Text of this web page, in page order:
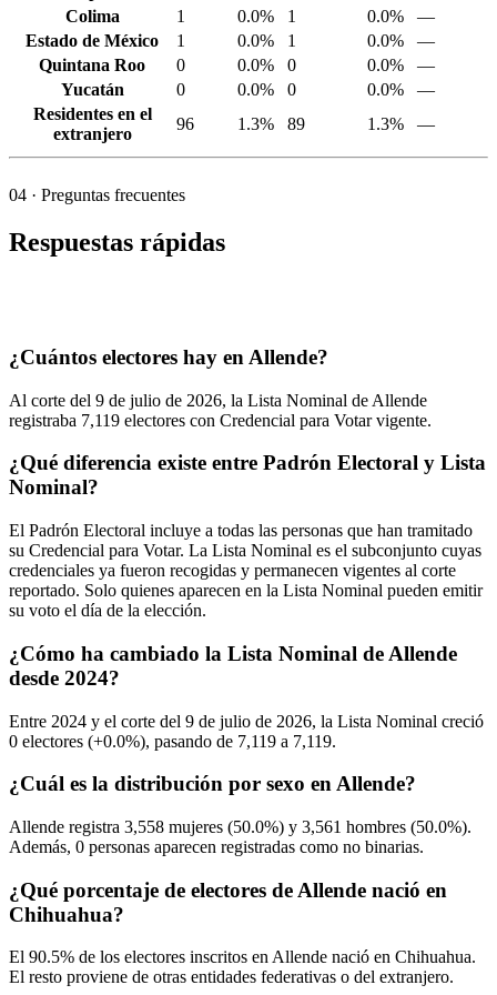
Colima
1 0.0% 1 0.0%
—
Estado de México
1 0.0% 1 0.0%
—
Quintana Roo
0 0.0% 0 0.0%
—
Yucatán
0 0.0% 0 0.0%
—
Residentes en el
extranjero
96 1.3% 89 1.3% —
04 · Preguntas frecuentes
Respuestas rápidas
¿Cuántos electores hay en Allende?
Al corte del 9 de julio de 2026, la Lista Nominal de Allende
registraba 7,119 electores con Credencial para Votar vigente.
¿Qué diferencia existe entre Padrón Electoral y Lista
Nominal?
El Padrón Electoral incluye a todas las personas que han tramitado
su Credencial para Votar. La Lista Nominal es el subconjunto cuyas
credenciales ya fueron recogidas y permanecen vigentes al corte
reportado. Solo quienes aparecen en la Lista Nominal pueden emitir
su voto el día de la elección.
¿Cómo ha cambiado la Lista Nominal de Allende
desde 2024?
Entre 2024 y el corte del 9 de julio de 2026, la Lista Nominal creció
0 electores (+0.0%), pasando de 7,119 a 7,119.
¿Cuál es la distribución por sexo en Allende?
Allende registra 3,558 mujeres (50.0%) y 3,561 hombres (50.0%).
Además, 0 personas aparecen registradas como no binarias.
¿Qué porcentaje de electores de Allende nació en
Chihuahua?
El 90.5% de los electores inscritos en Allende nació en Chihuahua.
El resto proviene de otras entidades federativas o del extranjero.